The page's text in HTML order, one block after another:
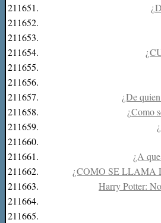
211651.
211652.
211653.
211654.
211655.
211656.
211657.
¿De
211658.
¿Como
211659.
211660.
211661.
¿A
211662.
¿COMO SE LLAMA
211663.
Harry Potter:
211664.
211665.